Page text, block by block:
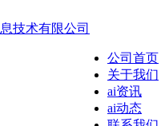
公司首页
关于我们
ai资讯
ai动态